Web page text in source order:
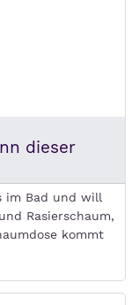
dieser
im Bad und will
Rasierschaum,
kommt